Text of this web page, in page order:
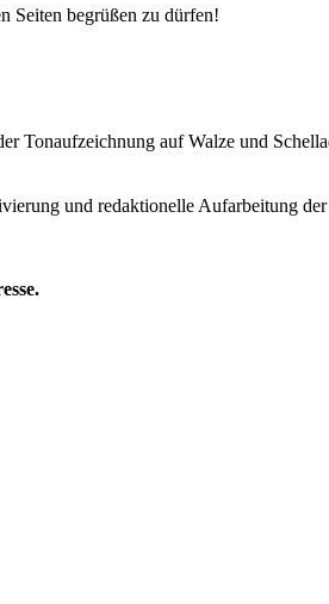
Seiten begrüßen zu dürfen!
Tonaufzeichnung auf Walze und
und redaktionelle Aufarbeitung